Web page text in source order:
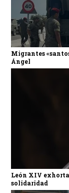
Migrantes
Ángel
León XIV
solidaridad